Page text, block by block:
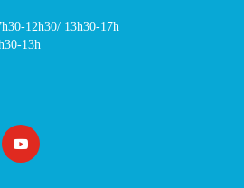
12h30/ 13h30-17h
13h